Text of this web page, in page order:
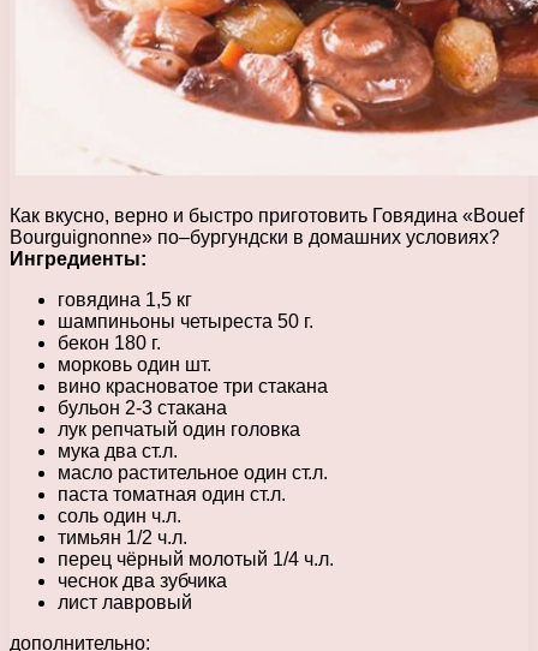
Как вкусно, верно и быстро приготовить Говядина «Bouef
Bourguignonne» по–бургундски в домашних условиях?
Ингредиенты:
говядина 1,5 кг
шампиньоны четыреста 50 г.
бекон 180 г.
морковь один шт.
вино красноватое три стакана
бульон 2-3 стакана
лук репчатый один головка
мука два ст.л.
масло растительное один ст.л.
паста томатная один ст.л.
соль один ч.л.
тимьян 1/2 ч.л.
перец чёрный молотый 1/4 ч.л.
чеснок два зубчика
лист лавровый
дополнительно: